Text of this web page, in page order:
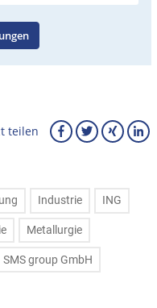
teilen
Industrie ING
Metallurgie
SMS group GmbH